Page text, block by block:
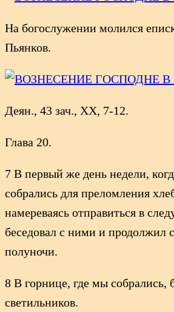
На богослужении молился
Пьянков.
Деян., 43 зач., XX, 7-12.
Глава 20.
7 В первый же день недели,
собрались для преломления
намереваясь отправиться в
беседовал с ними и продолжил
полуночи.
8 В горнице, где мы собрались,
светильников.